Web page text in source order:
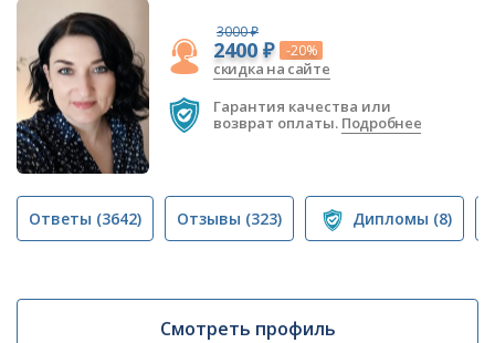
3000 ₽
2400 ₽ -20%
скидка на сайте
Гарантия качества или
возврат оплаты. Подробнее
Ответы (3642) Отзывы (323) Дипломы (8)
Смотреть профиль